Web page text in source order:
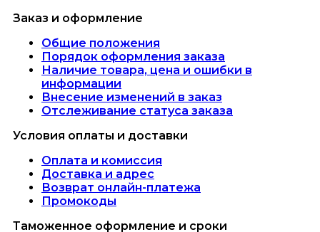
Заказ и оформление
Общие положения
Порядок оформления заказа
Наличие товара, цена и ошибки в
информации
Внесение изменений в заказ
Отслеживание статуса заказа
Условия оплаты и доставки
Оплата и комиссия
Доставка и адрес
Возврат онлайн-платежа
Промокоды
Таможенное оформление и сроки